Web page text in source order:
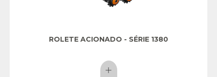
ROLETE ACIONADO - SÉRIE 1380